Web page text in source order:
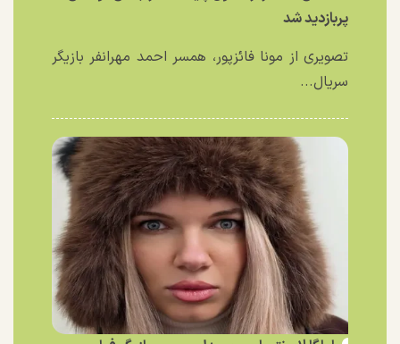
پربازدید شد
تصویری از مونا فائزپور، همسر احمد مهرانفر بازیگر
سریال...